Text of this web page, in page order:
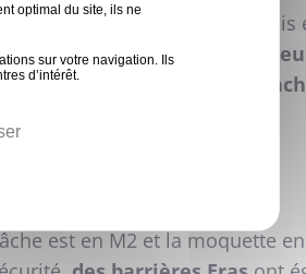
naturelle
. Un compromis
d'imprimer un logo au
7 portes aluminiums
est en M2 et la moquette
optimal du site, ils ne
sur votre navigation. Ils
d’intérêt.